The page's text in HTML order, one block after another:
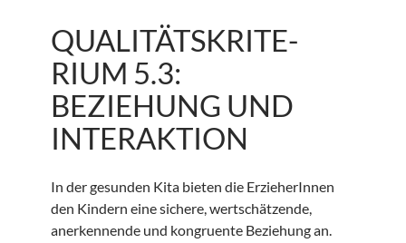
QUALITÄTSKRITE­
RIUM 5.3:
BEZIEHUNG UND
INTERAKTION
In der gesunden Kita bieten die ErzieherInnen
den Kindern eine sichere, wertschätzende,
anerkennende und kongruente Beziehung an.